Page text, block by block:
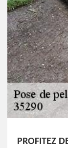
PROFITEZ